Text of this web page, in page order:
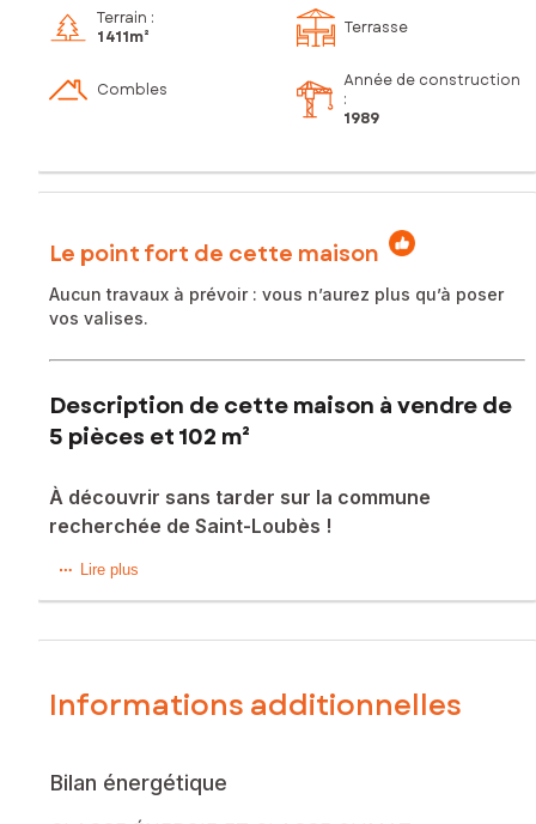
Terrain :
1 411m²
Terrasse
Combles
Année de construction
:
1989
Le point fort de cette maison
Aucun travaux à prévoir : vous n’aurez plus qu’à poser
vos valises.
Description de cette maison à vendre de
5 pièces et 102 m²
À découvrir sans tarder sur la commune
recherchée de Saint-Loubès !
Située dans un environnement calme et privilégié, venez
un secteur particulièrement recherché de Saint-Loubès.
D’une superficie d’environ 102 m², cette belle maison vous
séduira immédiatement par ses volumes généreux et sa
manger, idéal pour partager des moments conviviaux en
Lire plus
Informations additionnelles
Bilan énergétique